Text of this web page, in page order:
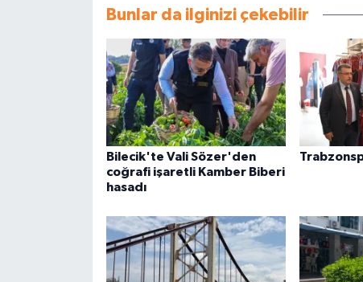
Bunlar da ilginizi çekebilir
Bilecik'te Vali Sözer'den
coğrafi işaretli Kamber Biberi
hasadı